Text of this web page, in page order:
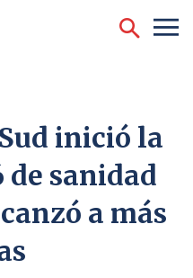
inició la
de sanidad
a más